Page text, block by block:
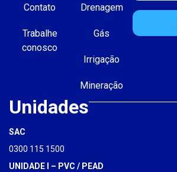
Contato
Trabalhe
conosco
Drenagem
Gás
Irrigação
Mineração
Unidades
SAC
0300 115 1500
UNIDADE I – PVC / PEAD